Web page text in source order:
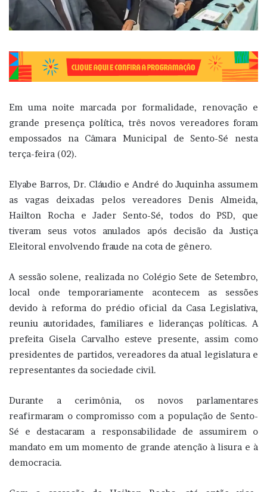
Em uma noite marcada por formalidade, renovação e
grande presença política, três novos vereadores foram
empossados na Câmara Municipal de Sento-Sé nesta
terça-feira (02).
Elyabe Barros, Dr. Cláudio e André do Juquinha assumem
as vagas deixadas pelos vereadores Denis Almeida,
Hailton Rocha e Jader Sento-Sé, todos do PSD, que
tiveram seus votos anulados após decisão da Justiça
Eleitoral envolvendo fraude na cota de gênero.
A sessão solene, realizada no Colégio Sete de Setembro,
local onde temporariamente acontecem as sessões
devido à reforma do prédio oficial da Casa Legislativa,
reuniu autoridades, familiares e lideranças políticas. A
prefeita Gisela Carvalho esteve presente, assim como
presidentes de partidos, vereadores da atual legislatura e
representantes da sociedade civil.
Durante a cerimônia, os novos parlamentares
reafirmaram o compromisso com a população de Sento-
Sé e destacaram a responsabilidade de assumirem o
mandato em um momento de grande atenção à lisura e à
democracia.